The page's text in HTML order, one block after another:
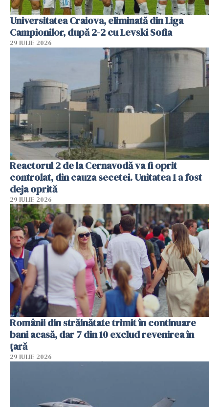
Universitatea Craiova, eliminată din Liga
Campionilor, după 2-2 cu Levski Sofia
29 IULIE 2026
Reactorul 2 de la Cernavodă va fi oprit
controlat, din cauza secetei. Unitatea 1 a fost
deja oprită
29 IULIE 2026
Românii din străinătate trimit în continuare
bani acasă, dar 7 din 10 exclud revenirea în
țară
29 IULIE 2026